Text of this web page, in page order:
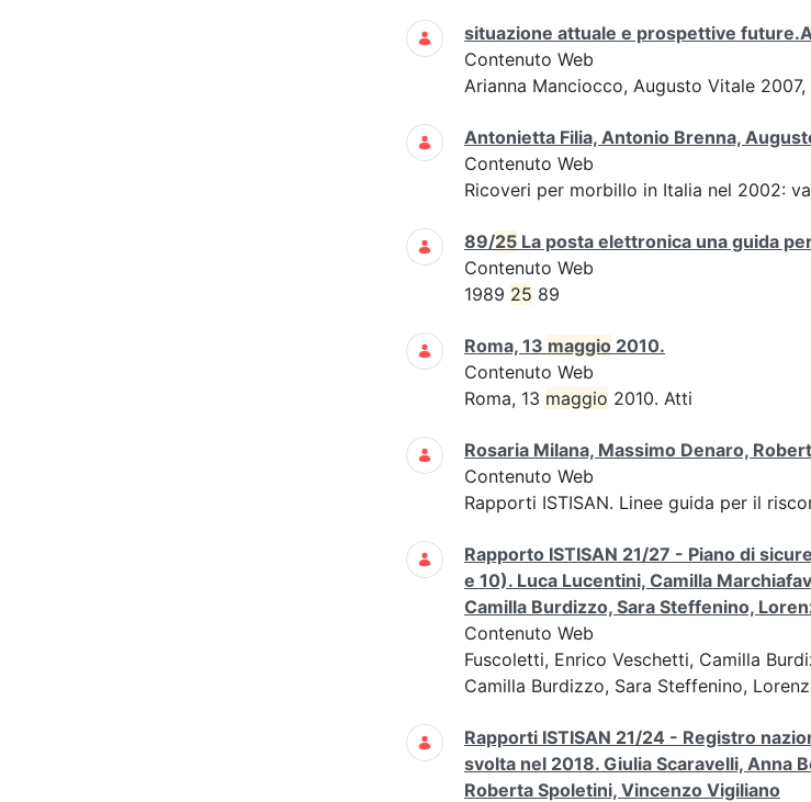
situazione attuale e prospettive
Contenuto Web
Arianna Manciocco, Augusto Vitale 2007,
Antonietta Filia, Antonio Brenna,
Contenuto Web
Ricoveri per morbillo in Italia nel 2002:
89/25 La posta elettronica una guida
Contenuto Web
1989 25 89
Roma, 13 maggio 2010.
Contenuto Web
Roma, 13 maggio 2010. Atti
Rosaria Milana, Massimo Denaro,
Contenuto Web
Rapporti ISTISAN. Linee guida per il
Rapporto ISTISAN 21/27 - Piano di
e 10). Luca Lucentini, Camilla
Camilla Burdizzo, Sara Steffenino,
Contenuto Web
Fuscoletti, Enrico Veschetti, Camilla
Camilla Burdizzo, Sara Steffenino,
Rapporti ISTISAN 21/24 - Registro
svolta nel 2018. Giulia Scaravelli, Anna
Roberta Spoletini, Vincenzo Vigiliano